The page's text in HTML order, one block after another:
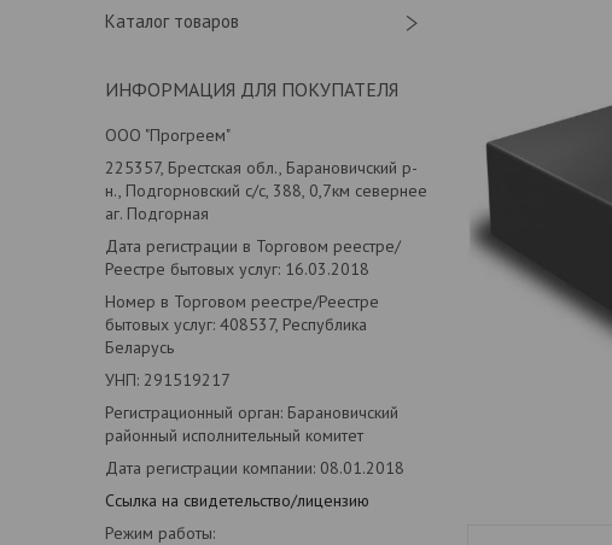
Каталог товаров
ИНФОРМАЦИЯ ДЛЯ ПОКУПАТЕЛЯ
ООО "Прогреем"
225357, Брестская обл., Барановичский р-
н., Подгорновский с/с, 388, 0,7км севернее
аг. Подгорная
Дата регистрации в Торговом реестре/
Реестре бытовых услуг: 16.03.2018
Номер в Торговом реестре/Реестре
бытовых услуг: 408537, Республика
Беларусь
УНП: 291519217
Регистрационный орган: Барановичский
районный исполнительный комитет
Дата регистрации компании: 08.01.2018
Ссылка на свидетельство/лицензию
Режим работы: